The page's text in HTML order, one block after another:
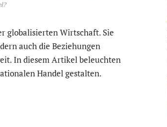
globalisierten Wirtschaft. Sie
auch die Beziehungen
In diesem Artikel beleuchten
Handel gestalten.